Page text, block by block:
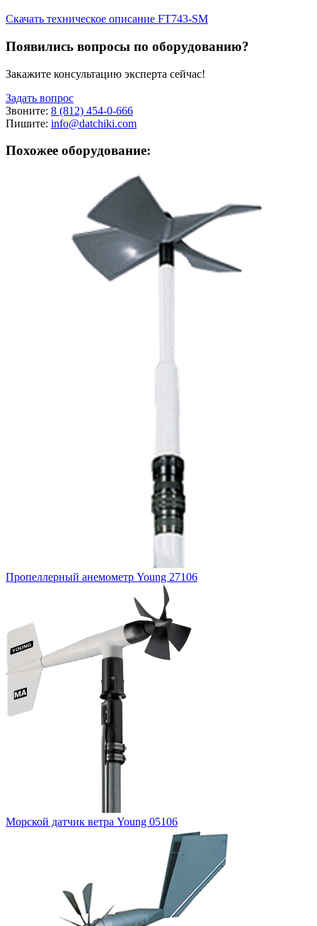
Скачать техническое описание FT743-SM
Появились вопросы по оборудованию?
Закажите консультацию эксперта сейчас!
Задать вопрос
Звоните: 8 (812) 454-0-666
Пишите: info@datchiki.com
Похожее оборудование:
Пропеллерный анемометр Young 27106
Морской датчик ветра Young 05106